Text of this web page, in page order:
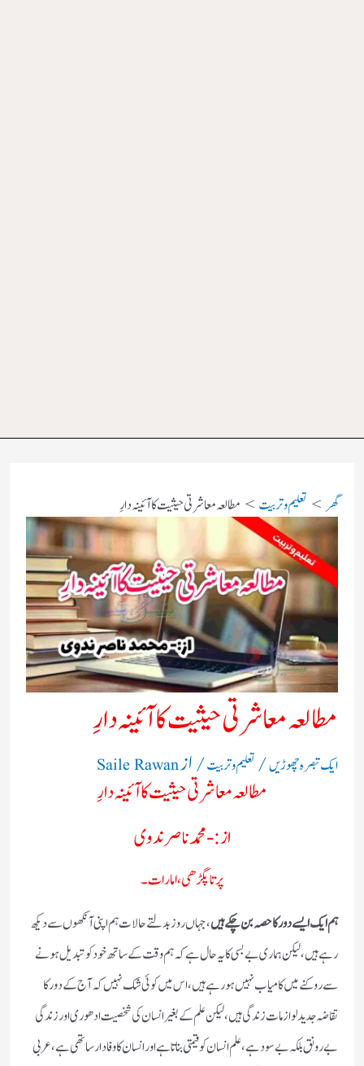
گھر تعلیم و تربیت مطالعہ معاشرتی حیثیت کا آئینہ دارِ
مطالعہ معاشرتی حیثیت کا آئینہ دارِ
ایک تبصرہ چھوڑیں/ تعلیم و تربیت/ ازSaile Rawan
مطالعہ معاشرتی حیثیت کا آئینہ دارِ
از:- محمد ناصر ندوی
پرتاپگڑھی، امارات۔
ہم ایک ایسے دور کا حصہ بن چکے ہیں، جہاں روز بدلتے حالات ہم اپنی آنکھوں سے دیکھ
رہے ہیں، لیکن ہماری بے بسی کا یہ حال ہے کہ ہم وقت کے ساتھ خود کو تبدیل ہونے
سے روکنے میں کامیاب نہیں ہورہے ہیں ،اس میں کوئی شک نہیں کہ آج کے دور کا
تقاضہ جدید لوازمات زندگی ہیں، لیکن علم کے بغیر انسان کی شخصیت ادھوری اور زندگی
بے رونق بلکہ بے سود ہے،علم انسان کو قیمتی بناتا ہےاور انسان کا وفادار ساتھی ہے،عربی